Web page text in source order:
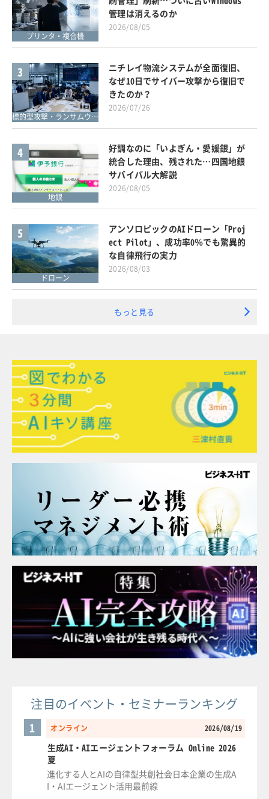
プリンタ・複合機
管理は消えるのか
2026/08/05
3
標的型攻撃・ランサムウェア対策
ニチレイ物流システムが全面復旧、
なぜ10日でサイバー攻撃から復旧で
きたのか？
2026/07/26
4
地銀
好調なのに「いよぎん・愛媛銀」が
統合した理由、残された…四国地銀
サバイバル大解説
2026/08/05
5
ドローン
アンソロピックのAIドローン「Proj
ect Pilot」、成功率0％でも驚異的
な自律飛行の実力
2026/08/03
もっと見る
注目のイベント・セミナーランキング
オンライン 2026/08/19
1
生成AI・AIエージェントフォーラム Online 2026
夏
進化する人とAIの自律型共創社会日本企業の生成A
I・AIエージェント活用最前線